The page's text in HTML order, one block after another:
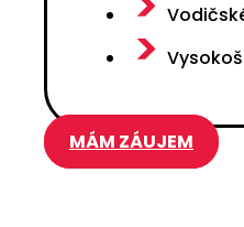
MÁM ZÁUJEM